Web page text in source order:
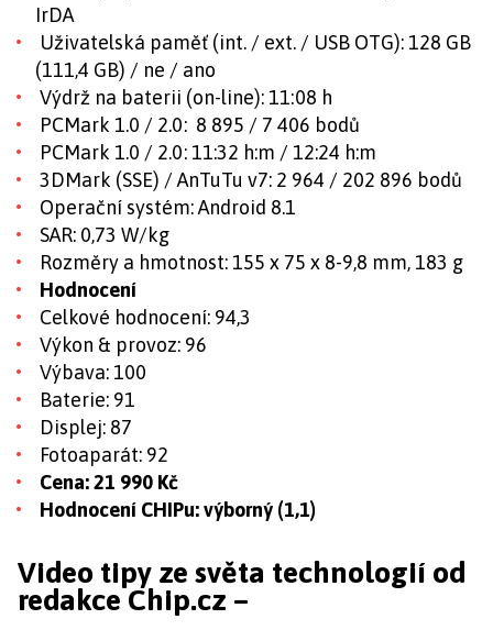
IrDA
Uživatelská paměť (int. / ext. / USB OTG): 128 GB
(111,4 GB) / ne / ano
Výdrž na baterii (on-line): 11:08 h
PCMark 1.0 / 2.0: 8 895 / 7 406 bodů
PCMark 1.0 / 2.0: 11:32 h:m / 12:24 h:m
3DMark (SSE) / AnTuTu v7: 2 964 / 202 896 bodů
Operační systém: Android 8.1
SAR: 0,73 W/kg
Rozměry a hmotnost: 155 x 75 x 8-9,8 mm, 183 g
Hodnocení
Celkové hodnocení: 94,3
Výkon & provoz: 96
Výbava: 100
Baterie: 91
Displej: 87
Fotoaparát: 92
Cena: 21 990 Kč
Hodnocení CHIPu: výborný (1,1)
Video tipy ze světa technologií od
redakce Chip.cz –